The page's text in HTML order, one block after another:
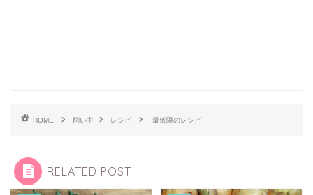
HOME 飼い主 レシピ 最低限のレシピ
RELATED POST